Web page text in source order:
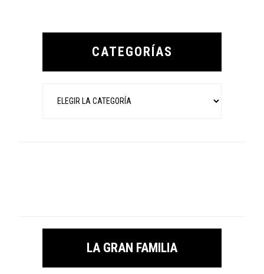
Primary
CATEGORÍAS
LA GRAN FAMILIA